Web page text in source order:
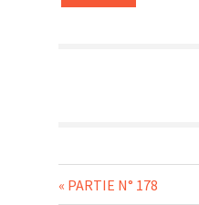
Navigation
Previous
PARTIE N° 178